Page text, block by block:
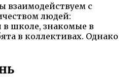
взаимодействуем с
людей:
в школе, знакомые в
в коллективах. Однако